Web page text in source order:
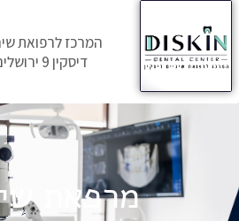
המרכז לרפואת
דיסקין 9 ירושלים
מרפאת